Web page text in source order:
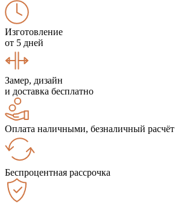
Изготовление
от 5 дней
Замер, дизайн
и доставка бесплатно
Оплата наличными, безналичный расчёт
Беспроцентная рассрочка